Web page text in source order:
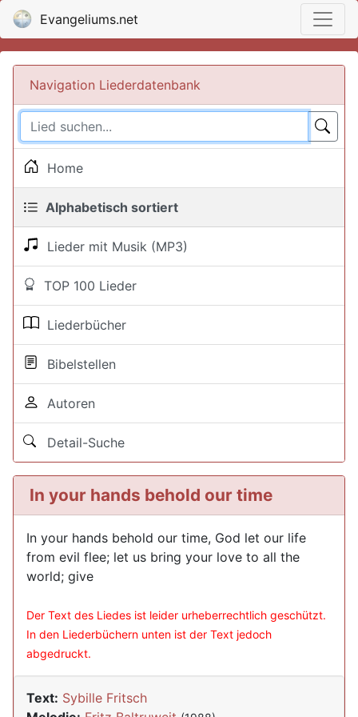
Evangeliums.net
Navigation Liederdatenbank
Home
Alphabetisch sortiert
Lieder mit Musik (MP3)
TOP 100 Lieder
Liederbücher
Bibelstellen
Autoren
Detail-Suche
In your hands behold our time
In your hands behold our time, God let our life
from evil flee; let us bring your love to all the
world; give
Der Text des Liedes ist leider urheberrechtlich geschützt.
In den Liederbüchern unten ist der Text jedoch
abgedruckt.
Text: Sybille Fritsch